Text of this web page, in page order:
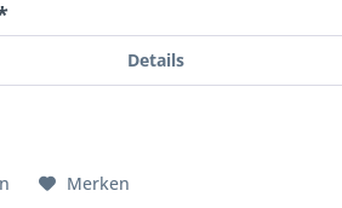
Details
Merken